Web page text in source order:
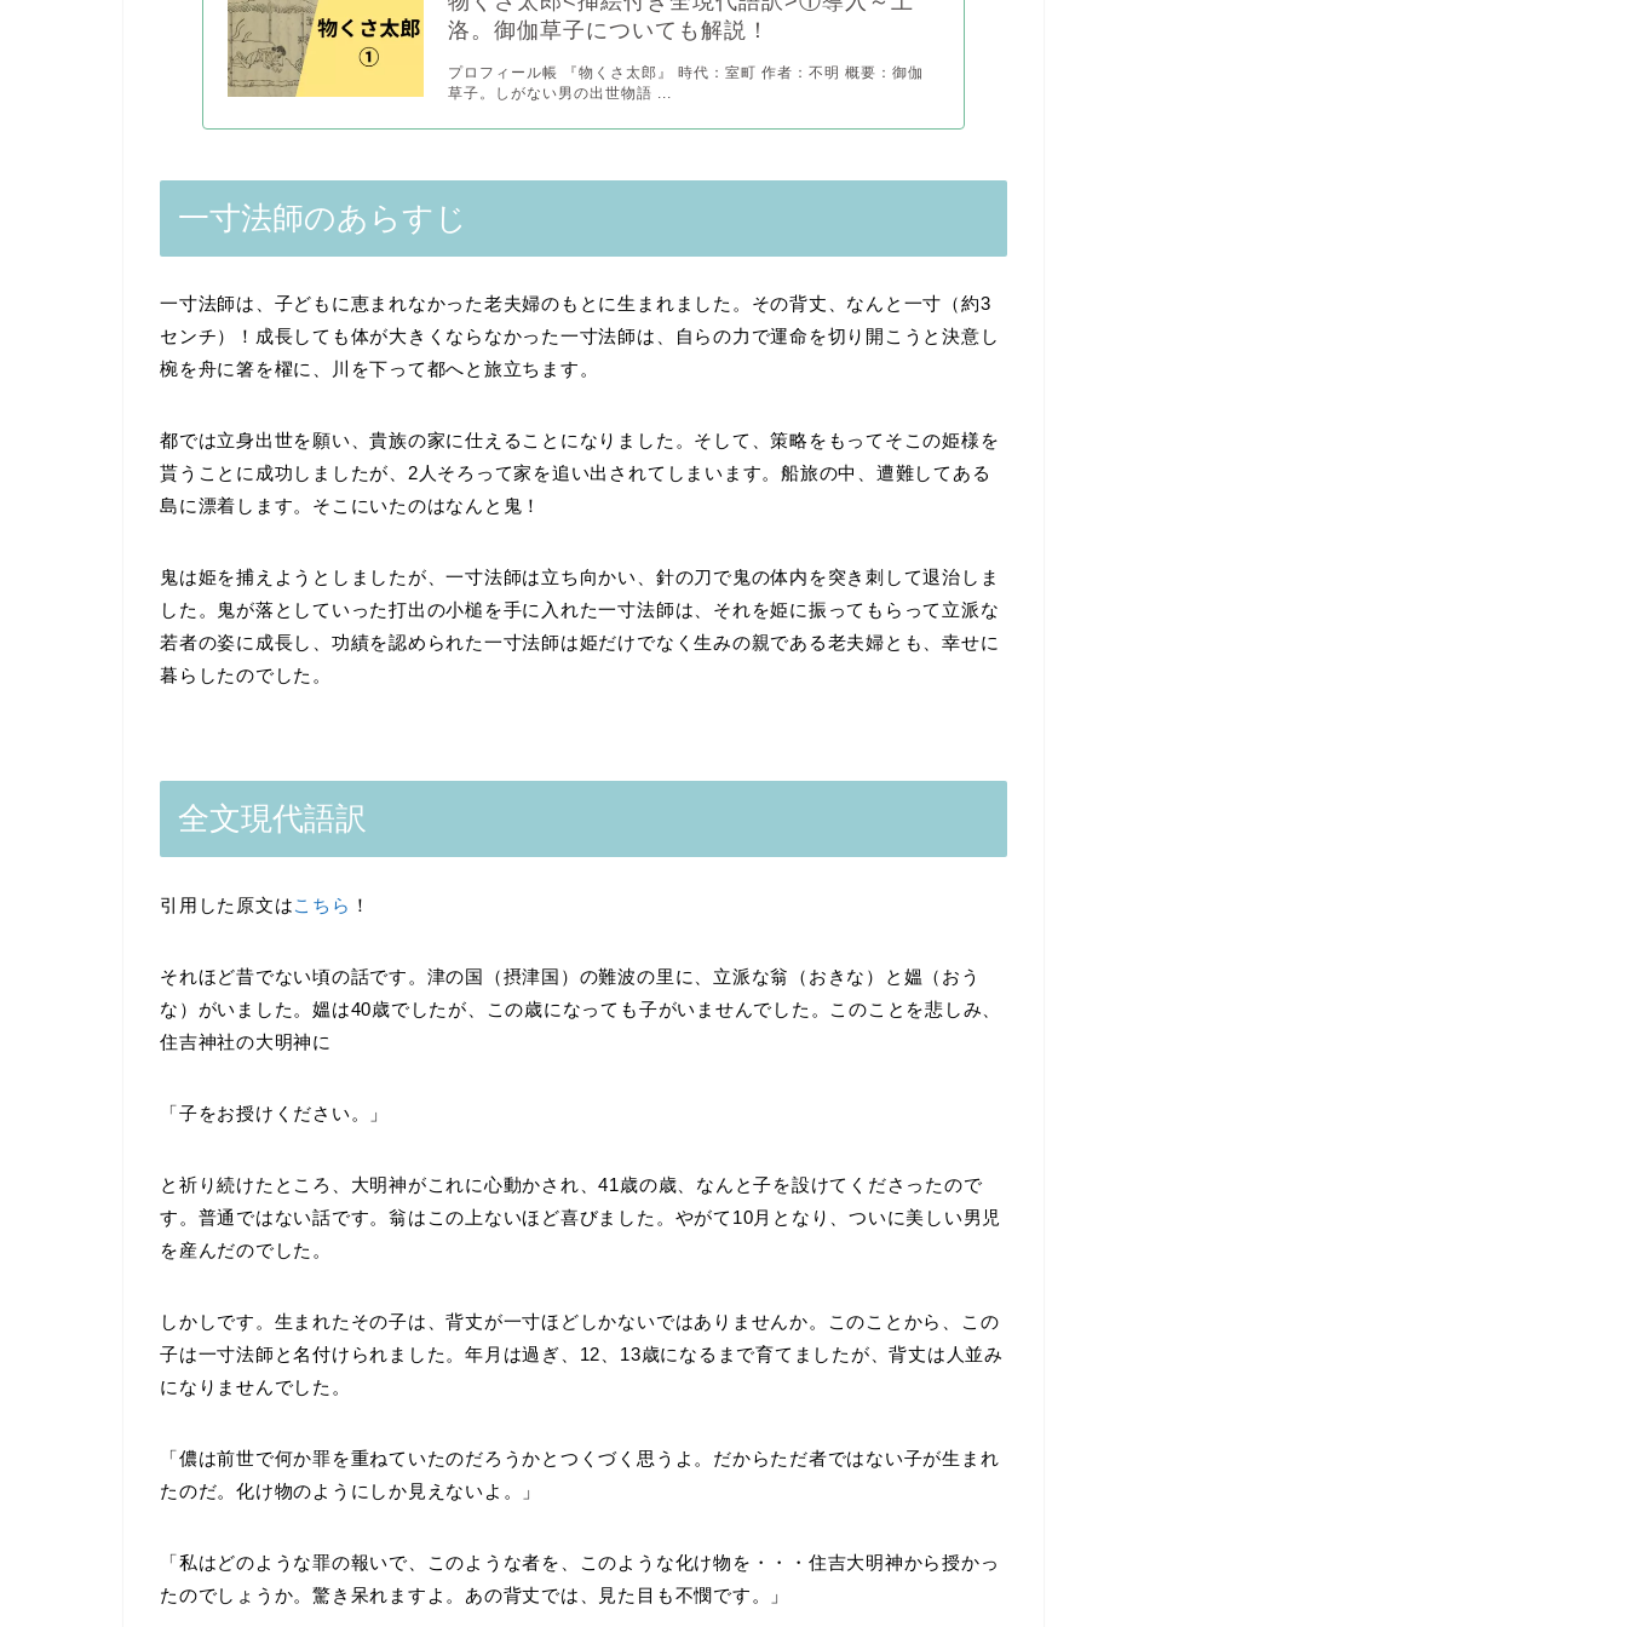
洛。御伽草子についても解説！
プロフィール帳 『物くさ太郎』 時代：室町 作者：不明 概要：御伽
草子。しがない男の出世物語 ...
一寸法師のあらすじ
一寸法師は、子どもに恵まれなかった老夫婦のもとに生まれました。その背丈、なんと一寸（約3
センチ）！成長しても体が大きくならなかった一寸法師は、自らの力で運命を切り開こうと決意し
椀を舟に箸を櫂に、川を下って都へと旅立ちます。
都では立身出世を願い、貴族の家に仕えることになりました。そして、策略をもってそこの姫様を
貰うことに成功しましたが、2人そろって家を追い出されてしまいます。船旅の中、遭難してある
島に漂着します。そこにいたのはなんと鬼！
鬼は姫を捕えようとしましたが、一寸法師は立ち向かい、針の刀で鬼の体内を突き刺して退治しま
した。鬼が落としていった打出の小槌を手に入れた一寸法師は、それを姫に振ってもらって立派な
若者の姿に成長し、功績を認められた一寸法師は姫だけでなく生みの親である老夫婦とも、幸せに
暮らしたのでした。
全文現代語訳
引用した原文はこちら ！
それほど昔でない頃の話です。津の国（摂津国）の難波の里に、立派な翁（おきな）と媼（おう
な）がいました。媼は40歳でしたが、この歳になっても子がいませんでした。このことを悲しみ、
住吉神社の大明神に
「子をお授けください。」
と祈り続けたところ、大明神がこれに心動かされ、41歳の歳、なんと子を設けてくださったので
す。普通ではない話です。翁はこの上ないほど喜びました。やがて10月となり、ついに美しい男児
を産んだのでした。
しかしです。生まれたその子は、背丈が一寸ほどしかないではありませんか。このことから、この
子は一寸法師と名付けられました。年月は過ぎ、12、13歳になるまで育てましたが、背丈は人並み
になりませんでした。
「儂は前世で何か罪を重ねていたのだろうかとつくづく思うよ。だからただ者ではない子が生まれ
たのだ。化け物のようにしか見えないよ。」
「私はどのような罪の報いで、このような者を、このような化け物を・・・住吉大明神から授かっ
たのでしょうか。驚き呆れますよ。あの背丈では、見た目も不憫です。」